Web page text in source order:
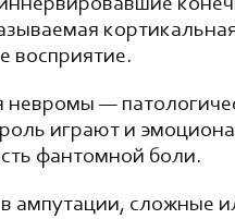
восприятие.
невромы —
играют и
фантомной боли.
ампутации, сложные